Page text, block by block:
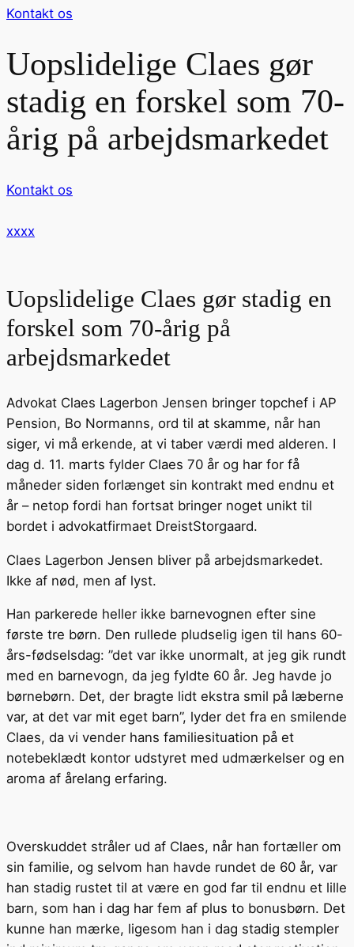
Kontakt os
Uopslidelige Claes gør
stadig en forskel som 70-
årig på arbejdsmarkedet
Kontakt os
xxxx
Uopslidelige Claes gør stadig en
forskel som 70-årig på
arbejdsmarkedet
Advokat Claes Lagerbon Jensen bringer topchef i AP
Pension, Bo Normanns, ord til at skamme, når han
siger, vi må erkende, at vi taber værdi med alderen. I
dag d. 11. marts fylder Claes 70 år og har for få
måneder siden forlænget sin kontrakt med endnu et
år – netop fordi han fortsat bringer noget unikt til
bordet i advokatfirmaet DreistStorgaard.
Claes Lagerbon Jensen bliver på arbejdsmarkedet.
Ikke af nød, men af lyst.
Han parkerede heller ikke barnevognen efter sine
første tre børn. Den rullede pludselig igen til hans 60-
års-fødselsdag: ”det var ikke unormalt, at jeg gik rundt
med en barnevogn, da jeg fyldte 60 år. Jeg havde jo
børnebørn. Det, der bragte lidt ekstra smil på læberne
var, at det var mit eget barn”, lyder det fra en smilende
Claes, da vi vender hans familiesituation på et
notebeklædt kontor udstyret med udmærkelser og en
aroma af årelang erfaring.
Overskuddet stråler ud af Claes, når han fortæller om
sin familie, og selvom han havde rundet de 60 år, var
han stadig rustet til at være en god far til endnu et lille
barn, som han i dag har fem af plus to bonusbørn. Det
kunne han mærke, ligesom han i dag stadig stempler